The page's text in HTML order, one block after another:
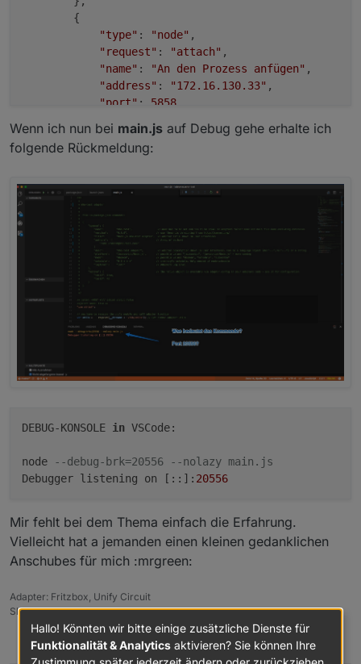
        {
"type" : "node" ,
"request" : "attach" ,
"name" : "An den Prozess anfügen" ,
"address" : "172.16.130.33" ,
"port" : 5858
    ]
Wenn ich nun bei main.js auf Debug gehe erhalte ich
folgende Rückmeldung:
DEBUG-KONSOLE in VSCode:
node
--debug-brk=20556 --nolazy main.js
Debugger listening on [::]: 20556
Mir fehlt bei dem Thema einfach die Erfahrung.
Vielleicht hat a jemanden einen kleinen gedanklichen
Anschubes für mich :mrgreen:
Adapter: Fritzbox, Unify Circuit
Skripte: dynamic hue, Bluetooth Scan, Multi-Ereignisliste
0
Hallo! Könnten wir bitte einige zusätzliche Dienste für
Funktionalität & Analytics aktivieren? Sie können Ihre